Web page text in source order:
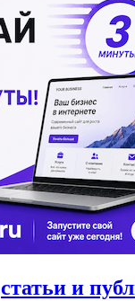
статьи и